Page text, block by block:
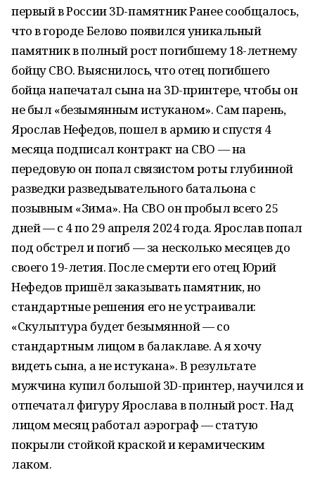
первый в России 3D-памятник Ранее сообщалось,
что в городе Белово появился уникальный
памятник в полный рост погибшему 18-летнему
бойцу СВО. Выяснилось, что отец погибшего
бойца напечатал сына на 3D-принтере, чтобы он
не был «безымянным истуканом». Сам парень,
Ярослав Нефедов, пошел в армию и спустя 4
месяца подписал контракт на СВО — на
передовую он попал связистом роты глубинной
разведки разведывательного батальона с
позывным «Зима». На СВО он пробыл всего 25
дней — с 4 по 29 апреля 2024 года. Ярослав попал
под обстрел и погиб — за несколько месяцев до
своего 19-летия. После смерти его отец Юрий
Нефедов пришёл заказывать памятник, но
стандартные решения его не устраивали:
«Скульптура будет безымянной — со
стандартным лицом в балаклаве. А я хочу
видеть сына, а не истукана». В результате
мужчина купил большой 3D-принтер, научился и
отпечатал фигуру Ярослава в полный рост. Над
лицом месяц работал аэрограф — статую
покрыли стойкой краской и керамическим
лаком.